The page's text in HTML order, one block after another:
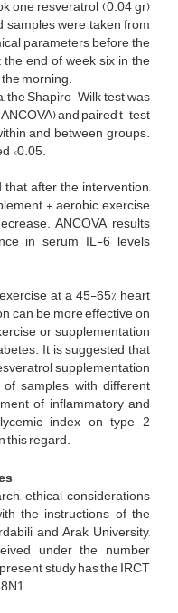
one resveratrol (0.04 gr)
were taken from
parameters before the
end of week six in the
morning.
the Shapiro-Wilk test was
and paired t-test
and between groups.
<0.05.
after the intervention,
+ aerobic exercise
ANCOVA results
in serum IL-6 levels
at a 45-65% heart
can be more effective on
or supplementation
It is suggested that
supplementation
samples with different
of inflammatory and
index on type 2
this regard.
ethical considerations
the instructions of the
and Arak University,
under the number
study has the IRCT